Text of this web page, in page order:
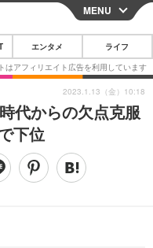
CLOSE
スマートフォン
その他
映画・ドラマ
MENU
エンタメ ライフ
代からの欠点克服
下位
2023.1.13（金）10:18